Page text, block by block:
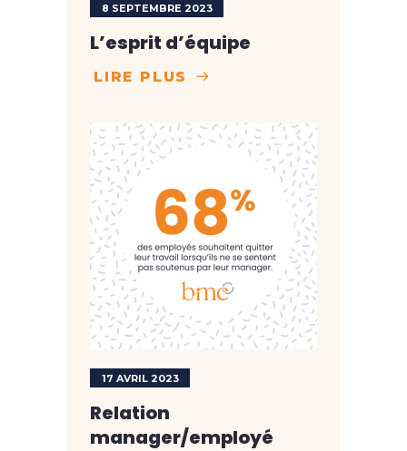
8 SEPTEMBRE 2023
L’esprit d’équipe
LIRE PLUS
17 AVRIL 2023
Relation
manager/employé